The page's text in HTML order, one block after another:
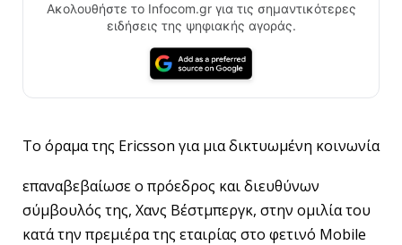
Ακολουθήστε το Infocom.gr για τις σημαντικότερες
ειδήσεις της ψηφιακής αγοράς.
To όραμα της Ericsson για μια δικτυωμένη κοινωνία
επαναβεβαίωσε ο πρόεδρος και διευθύνων
σύμβουλός της, Χανς Βέστμπεργκ, στην ομιλία του
κατά την πρεμιέρα της εταιρίας στο φετινό Mobile